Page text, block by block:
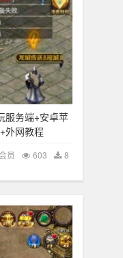
服务端+安卓苹
外网教程
8
603
员